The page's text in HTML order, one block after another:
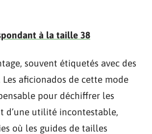
à la taille 38
souvent étiquetés avec des
aficionados de cette mode
pour déchiffrer les
d’une utilité incontestable,
où les guides de tailles